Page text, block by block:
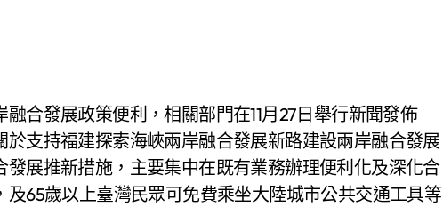
支持福建探索海峽兩岸融合發展新路建設兩岸融合發展
展推新措施，主要集中在既有業務辦理便利化及深化合
65歲以上臺灣民眾可免費乘坐大陸城市公共交通工具等